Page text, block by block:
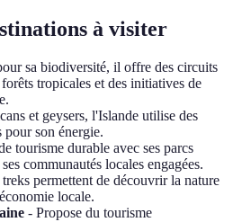
à visiter
sa biodiversité, il offre des circuits
tropicales et des initiatives de
et geysers, l'Islande utilise des
pour son énergie.
tourisme durable avec ses parcs
communautés locales engagées.
permettent de découvrir la nature
locale.
- Propose du tourisme